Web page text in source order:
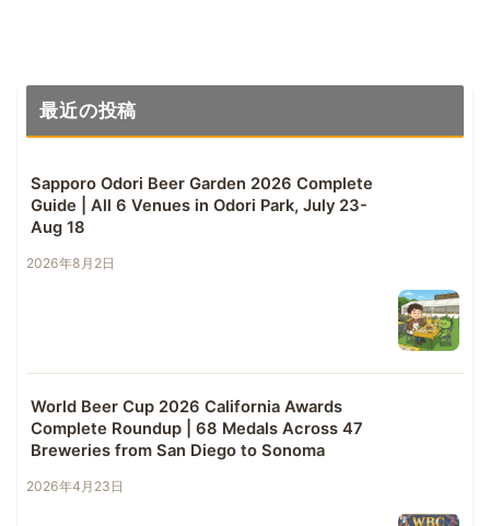
最近の投稿
Sapporo Odori Beer Garden 2026 Complete
Guide | All 6 Venues in Odori Park, July 23-
Aug 18
2026年8月2日
World Beer Cup 2026 California Awards
Complete Roundup | 68 Medals Across 47
Breweries from San Diego to Sonoma
2026年4月23日